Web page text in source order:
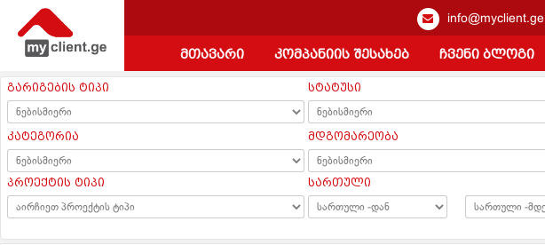
info@myclient.ge
მთავარი კომპანიის შესახებ ჩვენი ბლოგი
გარიგების ტიპი სტატუსი
კატეგორია მდგომარეობა
პროექტის ტიპი სართული